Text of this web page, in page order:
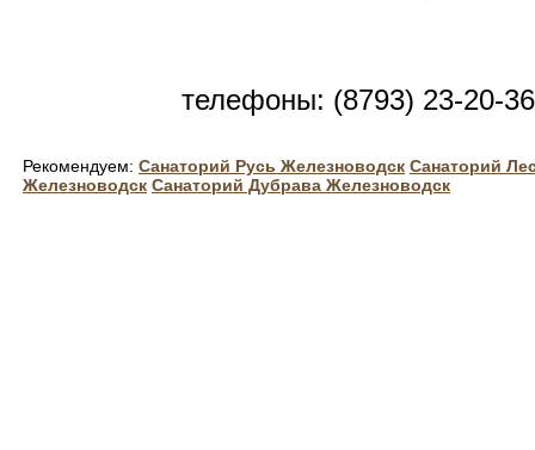
телефоны: (8793) 23-20-
Рекомендуем: Санаторий Русь Железноводск Санаторий
Железноводск Санаторий Дубрава Железноводск